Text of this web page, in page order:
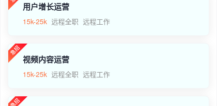
用户增长运营
15k-25k 远程全职 远程工作
视频内容运营
15k-25k 远程全职 远程工作